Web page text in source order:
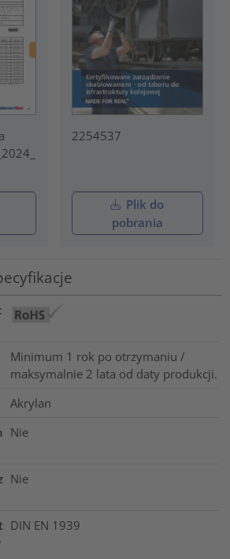
2254537
Plik do
pobrania
Minimum 1 rok po otrzymaniu /
maksymalnie 2 lata od daty produkcji.
Akrylan
Nie
Nie
DIN EN 1939